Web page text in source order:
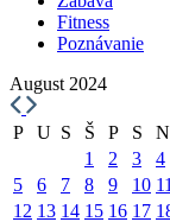
Fitness
Poznávanie
August 2024
P U S Š P S
N
1
2 3
4
5
6 7 8 9 10 11
12 13 14 15 16 17